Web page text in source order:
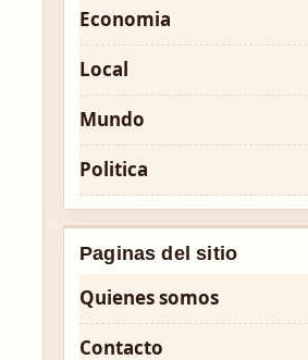
Economia
Local
Mundo
Politica
Paginas del sitio
Quienes somos
Contacto